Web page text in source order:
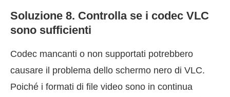
Soluzione 8. Controlla se i codec VLC
sono sufficienti
Codec mancanti o non supportati potrebbero
causare il problema dello schermo nero di VLC.
Poiché i formati di file video sono in continua